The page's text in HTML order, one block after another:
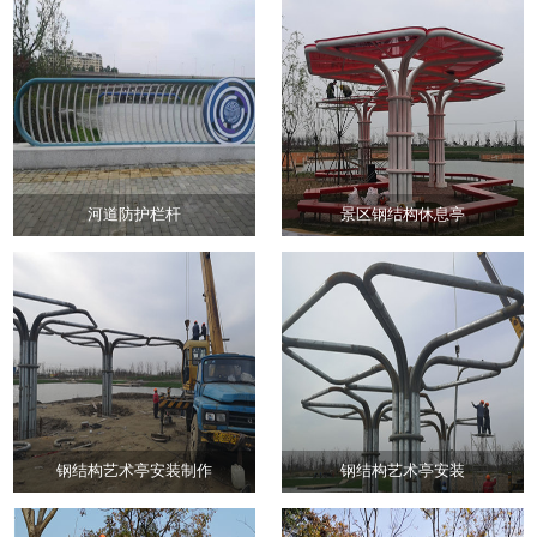
河道防护栏杆 景区钢结构休息亭
钢结构艺术亭安装制作 钢结构艺术亭安装